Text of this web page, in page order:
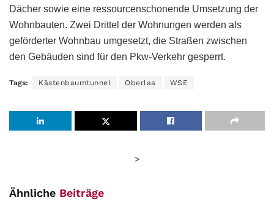
Dächer sowie eine ressourcenschonende Umsetzung der
Wohnbauten. Zwei Drittel der Wohnungen werden als
geförderter Wohnbau umgesetzt, die Straßen zwischen
den Gebäuden sind für den Pkw-Verkehr gesperrt.
Tags: Kästenbaumtunnel Oberlaa WSE
>
Ähnliche Beiträge